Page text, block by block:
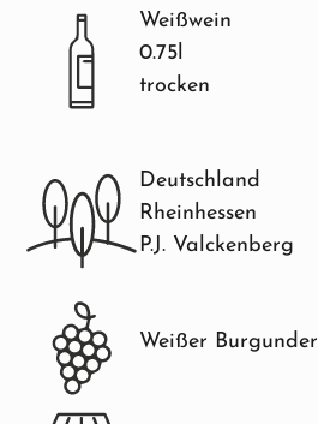
Weißwein
0.75l
trocken
Deutschland
Rheinhessen
P.J. Valckenberg
Weißer Burgunder